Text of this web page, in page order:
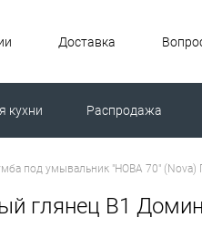
Доставка
кухни Распродажа
под умывальник "НОВА 70"
глянец В1